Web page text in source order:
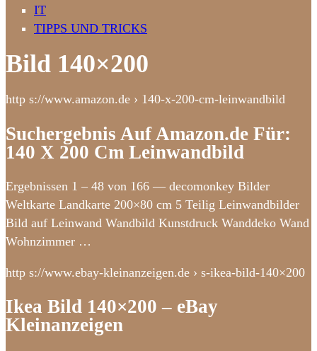
IT
TIPPS UND TRICKS
Bild 140×200
http s://www.amazon.de › 140-x-200-cm-leinwandbild
Suchergebnis Auf Amazon.de Für:
140 X 200 Cm Leinwandbild
Ergebnissen 1 – 48 von 166 — decomonkey Bilder
Weltkarte Landkarte 200×80 cm 5 Teilig Leinwandbilder
Bild auf Leinwand Wandbild Kunstdruck Wanddeko Wand
Wohnzimmer …
http s://www.ebay-kleinanzeigen.de › s-ikea-bild-140×200
Ikea Bild 140×200 – eBay
Kleinanzeigen